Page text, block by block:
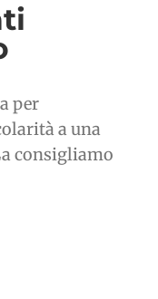
per
a una
consigliamo